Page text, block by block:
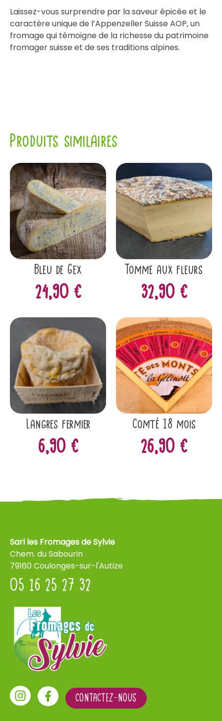
Laissez-vous surprendre par la saveur épicée et le
caractère unique de l’Appenzeller Suisse AOP, un
fromage qui témoigne de la richesse du patrimoine
fromager suisse et de ses traditions alpines.
Produits similaires
Bleu de Gex
24,90 €
Tomme aux fleurs
32,90 €
Langres fermier
6,90 €
Comté 18 mois
26,90 €
Sarl les Fromages de Sylvie
Chem. du Sabourin
79160 Coulonges-sur-l'Autize
05 16 25 27 32
CONTACTEZ-NOUS